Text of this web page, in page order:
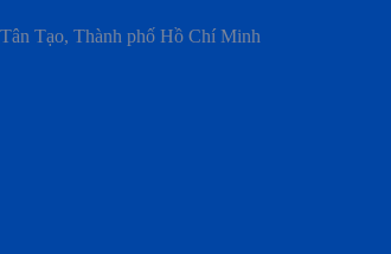
Tạo, Thành phố Hồ Chí Minh